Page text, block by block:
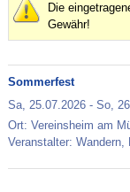
Die
Gewähr!
Sommerfest
Sa, 25.07.2026- So,
Ort: Vereinsheim am
Veranstalter: Wandern,